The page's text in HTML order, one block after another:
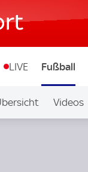
LIVE Fußball
Videos